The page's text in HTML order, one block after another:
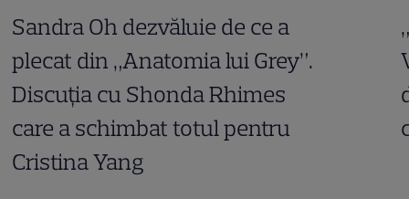
Sandra Oh dezvăluie de ce a
plecat din „Anatomia lui Grey”.
Discuția cu Shonda Rhimes
care a schimbat totul pentru
Cristina Yang